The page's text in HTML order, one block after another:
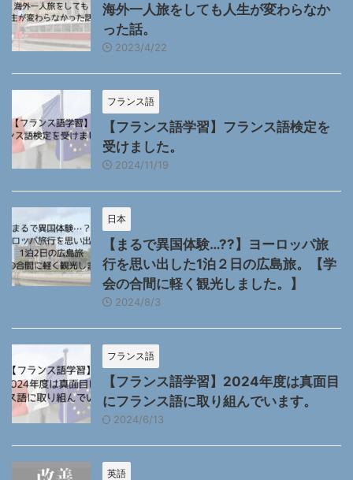
海外一人旅をしても人生が変わらなか
った話。
2023/4/22
フランス語
【フランス語学習】フランス語検定を
受けました。
2024/11/19
日本
【まるで異国体験…??】ヨーロッパ旅
行を思い出した1泊２日の広島旅。【学
会の合間に軽く観光しました。】
2024/8/3
フランス語
【フランス語学習】2024年度は真面目
にフランス語に取り組んでいます。
2024/6/13
英語